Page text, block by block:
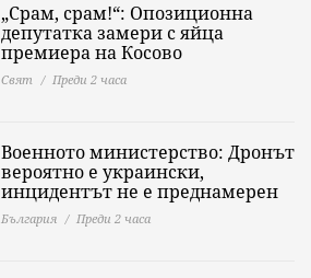
„Срам, срам!“: Опозиционна
депутатка замери с яйца
премиера на Косово
Свят Преди 2 часа
Военното министерство: Дронът
вероятно е украински,
инцидентът не е преднамерен
България Преди 2 часа